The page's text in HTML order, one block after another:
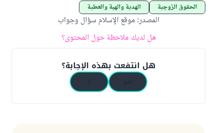
الحقوق الزوجية الهدية والهبة والعطية
المصدر: موقع الإسلام سؤال وجواب
هل لديك ملاحظة حول المحتوى؟
هل انتفعت بهذه الإجابة؟